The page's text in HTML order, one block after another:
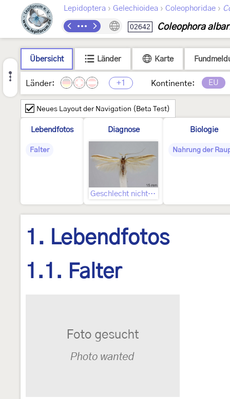
Lepidoptera › Gelechioidea › Coleophoridae ›
02642 Coleophora
Übersicht Länder Karte
Länder: +1 Kontinente: EU
Neues Layout der Navigation (Beta Test)
Lebendfotos
Falter
Diagnose
Geschlecht nicht bestimmt
Biologie
Nahrung der
1. Lebendfotos
1.1. Falter